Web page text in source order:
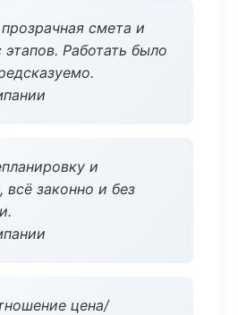
смета и
Работать было
и
всё законно и без
цена/